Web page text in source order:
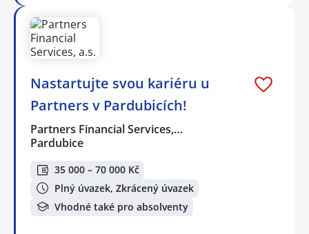
Nastartujte svou kariéru u
Partners v Pardubicích!
Partners Financial Services,…
Pardubice
35 000 – 70 000 Kč
Plný úvazek, Zkrácený úvazek
Vhodné také pro absolventy